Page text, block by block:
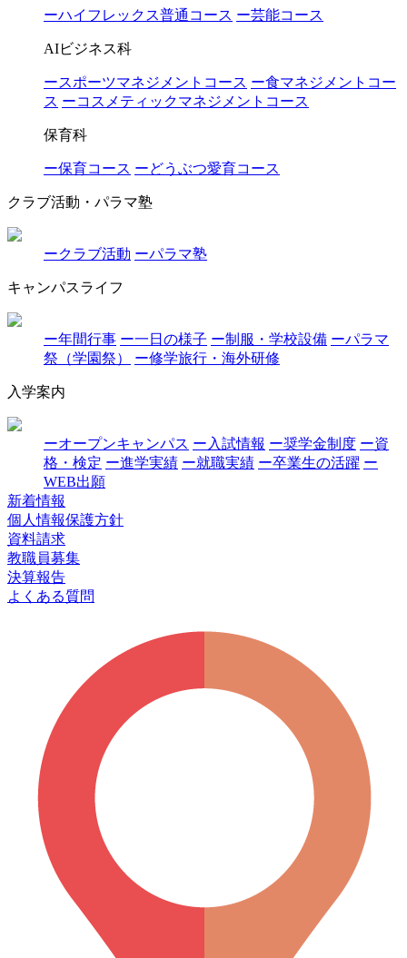
ーハイフレックス普通コース ー芸能コース
AIビジネス科
ースポーツマネジメントコース ー食マネジメントコー
ス ーコスメティックマネジメントコース
保育科
ー保育コース ーどうぶつ愛育コース
クラブ活動・パラマ塾
ークラブ活動 ーパラマ塾
キャンパスライフ
ー年間行事 ー一日の様子 ー制服・学校設備 ーパラマ
祭（学園祭）
ー修学旅行・海外研修
入学案内
ーオープンキャンパス ー入試情報 ー奨学金制度 ー資
格・検定 ー進学実績 ー就職実績 ー卒業生の活躍 ー
WEB出願
新着情報
個人情報保護方針
資料請求
教職員募集
決算報告
よくある質問